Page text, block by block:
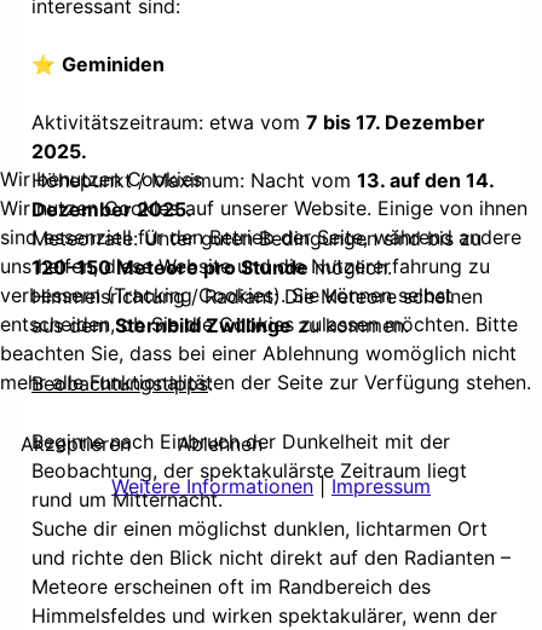
interessant sind:
⭐ Geminiden
Aktivitätszeitraum: etwa vom 7 bis 17. Dezember
2025.
Höhepunkt / Maximum: Nacht vom 13. auf den 14.
Dezember 2025.
Meteorrate: Unter guten Bedingungen sind bis zu
120–150 Meteore pro Stunde möglich.
Himmelsrichtung / Radiant: Die Meteore scheinen
aus demSternbild Zwillingezu kommen.
Beobachtungstipps:
Beginne nach Einbruch der Dunkelheit mit der
Beobachtung, der spektakulärste Zeitraum liegt
rund um Mitternacht.
Suche dir einen möglichst dunklen, lichtarmen Ort
und richte den Blick nicht direkt auf den Radianten –
Meteore erscheinen oft im Randbereich des
Himmelsfeldes und wirken spektakulärer, wenn der
Wir benutzen Cookies
Wir nutzen Cookies auf unserer Website. Einige von ihnen
sind essenziell für den Betrieb der Seite, während andere
uns helfen, diese Website und die Nutzererfahrung zu
verbessern (Tracking Cookies). Sie können selbst
entscheiden, ob Sie die Cookies zulassen möchten. Bitte
beachten Sie, dass bei einer Ablehnung womöglich nicht
mehr alle Funktionalitäten der Seite zur Verfügung stehen.
Akzeptieren
Ablehnen
Weitere Informationen|Impressum